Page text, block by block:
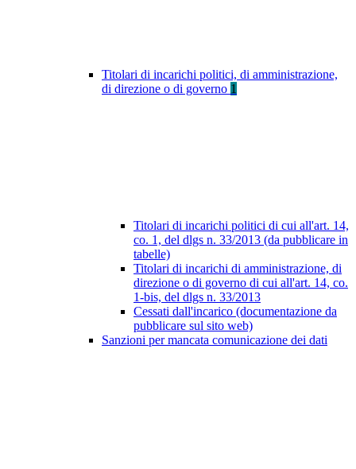
Titolari di incarichi politici, di amministrazione,
di direzione o di governo 1
Titolari di incarichi politici di cui all'art. 14,
co. 1, del dlgs n. 33/2013 (da pubblicare in
tabelle)
Titolari di incarichi di amministrazione, di
direzione o di governo di cui all'art. 14, co.
1-bis, del dlgs n. 33/2013
Cessati dall'incarico (documentazione da
pubblicare sul sito web)
Sanzioni per mancata comunicazione dei dati